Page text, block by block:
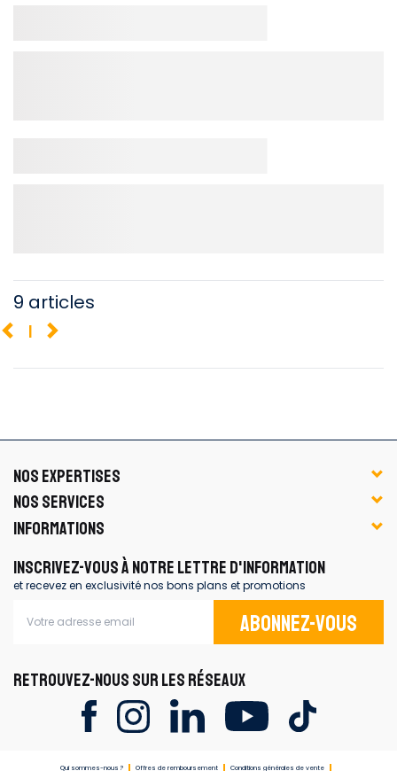
9 articles
1
NOS EXPERTISES
NOS SERVICES
INFORMATIONS
INSCRIVEZ-VOUS À NOTRE LETTRE D'INFORMATION
et recevez en exclusivité nos bons plans et promotions
Abonnez-vous
RETROUVEZ-NOUS SUR LES RÉSEAUX
Qui sommes-nous ? Offres de remboursement Conditions générales de vente